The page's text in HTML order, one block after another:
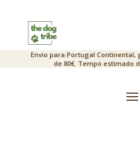
Envio para Portugal
de 80€. Tempo estimado